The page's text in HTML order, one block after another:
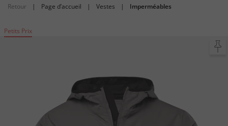
Retour | Page d’accueil | Vestes | Imperméables
Petits Prix